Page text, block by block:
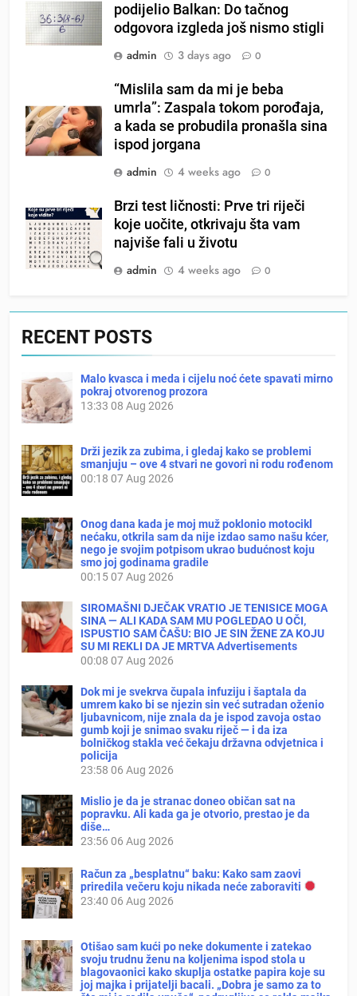
podijelio Balkan: Do tačnog
odgovora izgleda još nismo stigli
admin
3 days ago 0
“Mislila sam da mi je beba
umrla”: Zaspala tokom porođaja,
a kada se probudila pronašla sina
ispod jorgana
admin
4 weeks ago 0
Brzi test ličnosti: Prve tri riječi
koje uočite, otkrivaju šta vam
najviše fali u životu
admin
4 weeks ago 0
RECENT POSTS
Malo kvasca i meda i cijelu noć ćete spavati mirno
pokraj otvorenog prozora
13:33 08 Aug 2026
Drži jezik za zubima, i gledaj kako se problemi
smanjuju – ove 4 stvari ne govori ni rodu rođenom
00:18 07 Aug 2026
Onog dana kada je moj muž poklonio motocikl
nećaku, otkrila sam da nije izdao samo našu kćer,
nego je svojim potpisom ukrao budućnost koju
smo joj godinama gradile
00:1507 Aug 2026
SIROMAŠNI DJEČAK VRATIO JE TENISICE MOGA
SINA — ALI KADA SAM MU POGLEDAO U OČI,
ISPUSTIO SAM ČAŠU: BIO JE SIN ŽENE ZA KOJU
SU MI REKLI DA JE MRTVA Advertisements
00:08 07 Aug 2026
Dok mi je svekrva čupala infuziju i šaptala da
umrem kako bi se njezin sin već sutradan oženio
ljubavnicom, nije znala da je ispod zavoja ostao
gumb koji je snimao svaku riječ — i da iza
bolničkog stakla već čekaju državna odvjetnica i
policija
23:58 06 Aug 2026
Mislio je da je stranac doneo običan sat na
popravku. Ali kada ga je otvorio, prestao je da
diše…
23:56 06 Aug 2026
Račun za „besplatnu“ baku: Kako sam zaovi
priredila večeru koju nikada neće zaboraviti
23:40 06 Aug 2026
Otišao sam kući po neke dokumente i zatekao
svoju trudnu ženu na koljenima ispod stola u
blagovaonici kako skuplja ostatke papira koje su
joj majka i prijatelji bacali. „Dobra je samo za to